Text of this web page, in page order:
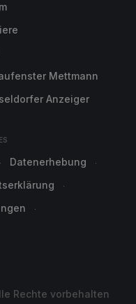
Mettmann
Anzeiger
Datenerhebung
Rechte vorbehalten